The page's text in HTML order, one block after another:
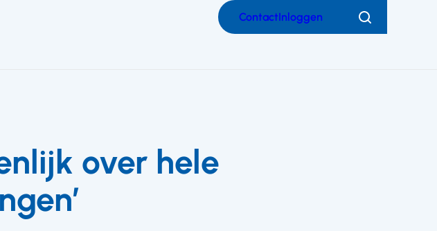
ContactInloggen Zoeken
over hele